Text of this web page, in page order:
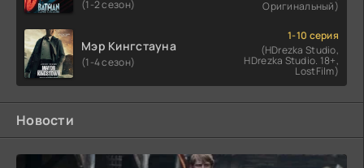
(1-2 сезон) Оригинальный)
Мэр Кингстауна
(1-4 сезон)
1-10 серия
(HDrezka Studio,
HDrezka Studio. 18+,
LostFilm)
Новости